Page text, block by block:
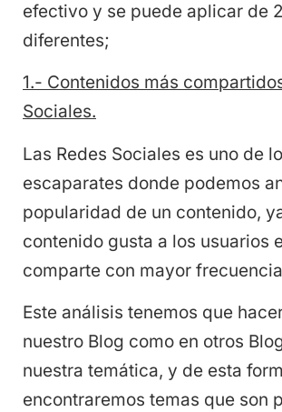
efectivo y se puede aplicar de
diferentes;
1.- Contenidos más
Sociales.
Las Redes Sociales es uno de
escaparates donde podemos
popularidad de un contenido,
contenido gusta a los usuarios
comparte con mayor
Este análisis tenemos que
nuestro Blog como en otros
nuestra temática, y de esta
encontraremos temas que son